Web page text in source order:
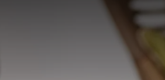
jusqu'à 24 heures avant
pour les enfants séjournant dans la